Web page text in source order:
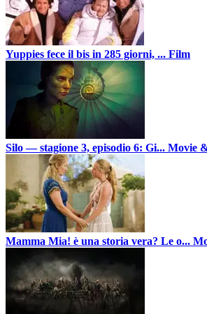
Yuppies fece il bis in 285 giorni, ... Film
Silo — stagione 3, episodio 6: Gi... Movie
Mamma Mia! è una storia vera? Le o...